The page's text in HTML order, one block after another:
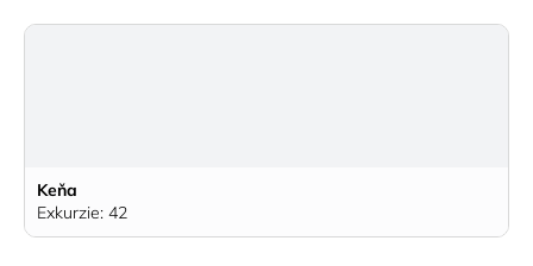
Keňa
Exkurzie: 42